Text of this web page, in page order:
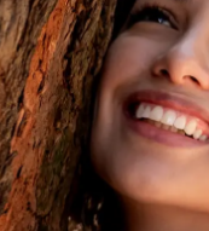
Studierende
Berufstätige
Freiwillig